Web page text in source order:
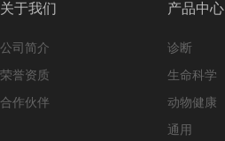
关于我们
公司简介
荣誉资质
合作伙伴
产品中心
诊断
生命科学
动物健康
通用